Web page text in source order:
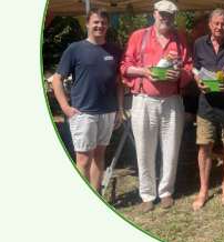
Mitglied werden
Kommunalpolitik
Engagement-Sprechstunde
Grüne Jugend